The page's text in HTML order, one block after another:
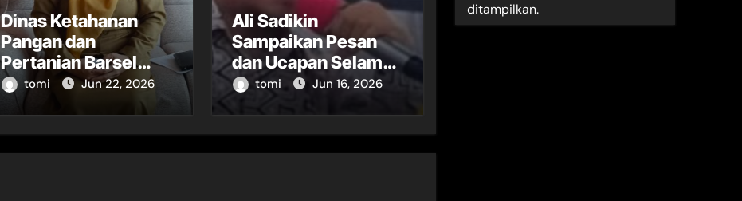
Dinas Ketahanan
Pangan dan
Pertanian Barsel
Soroti Minimnya
Petugas POPT
tomi Jun 22, 2026
Ali Sadikin
Sampaikan Pesan
dan Ucapan Selamat
Tahun Baru Islam
1448 Hijriah
tomi Jun 16, 2026
ditampilkan.